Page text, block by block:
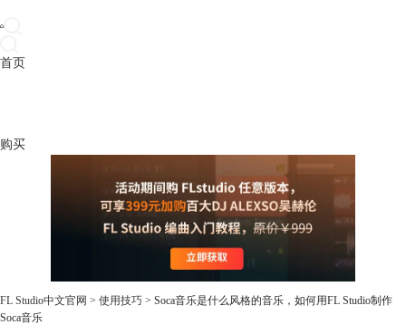
首页
购买
FL Studio中文官网 > 使用技巧 > Soca音乐是什么风格的音乐，如何用FL Studio制作
Soca音乐